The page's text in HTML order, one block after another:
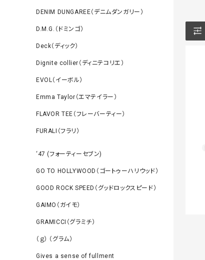
DENIM DUNGAREE（デニムダンガリー）
D.M.G.（ドミンゴ）
Deck（ディック）
Dignite collier（ディニテコリエ）
EVOL（イーボル）
Emma Taylor（エマテイラー）
FLAVOR TEE（フレーバーティー）
FURALI（フラリ）
‘47 (フォーティーセブン)
GO TO HOLLYWOOD（ゴートゥーハリウッド）
GOOD ROCK SPEED（グッドロックスピード）
GAIMO（ガイモ）
GRAMICCI（グラミチ）
（ｇ） （グラム）
Gives a sense of fullment